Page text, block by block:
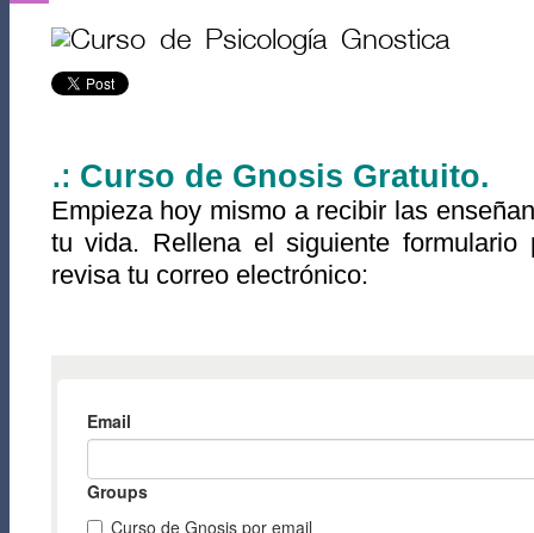
.: Curso de Gnosis Gratuito.
Empieza hoy mismo a recibir las
tu vida. Rellena el siguiente formulario
revisa tu correo electrónico: